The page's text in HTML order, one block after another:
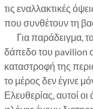
τις εναλλακτικές
που συνθέτουν τη
Για παράδειγμα, τα
δάπεδο του pavilion
καταστροφή της
το μέρος δεν έγινε
Ελευθερίας, αυτοί